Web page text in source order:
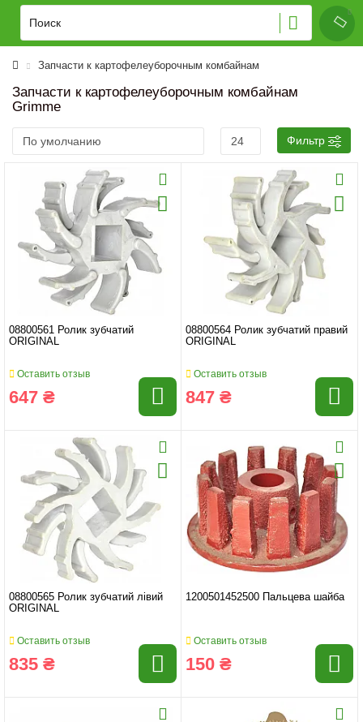
Запчасти к картофелеуборочным комбайнам
Запчасти к картофелеуборочным комбайнам
Grimme
Фильтр
08800561 Ролик зубчатий
ORIGINAL
Оставить отзыв
647 ₴
08800564 Ролик зубчатий правий
ORIGINAL
Оставить отзыв
847 ₴
08800565 Ролик зубчатий лівий
ORIGINAL
Оставить отзыв
835 ₴
1200501452500 Пальцева шайба
Оставить отзыв
150 ₴